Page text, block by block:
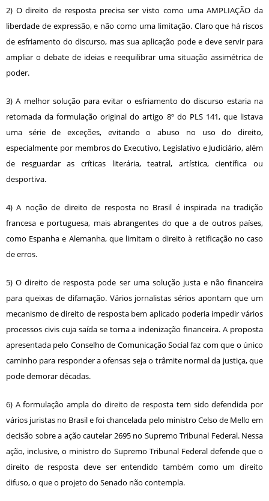
2) O direito de resposta precisa ser visto como uma AMPLIAÇÃO da
liberdade de expressão, e não como uma limitação. Claro que há riscos
de esfriamento do discurso, mas sua aplicação pode e deve servir para
ampliar o debate de ideias e reequilibrar uma situação assimétrica de
poder.
3) A melhor solução para evitar o esfriamento do discurso estaria na
retomada da formulação original do artigo 8º do PLS 141, que listava
uma série de exceções, evitando o abuso no uso do direito,
especialmente por membros do Executivo, Legislativo e Judiciário, além
de resguardar as críticas literária, teatral, artística, científica ou
desportiva.
4) A noção de direito de resposta no Brasil é inspirada na tradição
francesa e portuguesa, mais abrangentes do que a de outros países,
como Espanha e Alemanha, que limitam o direito à retificação no caso
de erros.
5) O direito de resposta pode ser uma solução justa e não financeira
para queixas de difamação. Vários jornalistas sérios apontam que um
mecanismo de direito de resposta bem aplicado poderia impedir vários
processos civis cuja saída se torna a indenização financeira. A proposta
apresentada pelo Conselho de Comunicação Social faz com que o único
caminho para responder a ofensas seja o trâmite normal da justiça, que
pode demorar décadas.
6) A formulação ampla do direito de resposta tem sido defendida por
vários juristas no Brasil e foi chancelada pelo ministro Celso de Mello em
decisão sobre a ação cautelar 2695 no Supremo Tribunal Federal. Nessa
ação, inclusive, o ministro do Supremo Tribunal Federal defende que o
direito de resposta deve ser entendido também como um direito
difuso, o que o projeto do Senado não contempla.